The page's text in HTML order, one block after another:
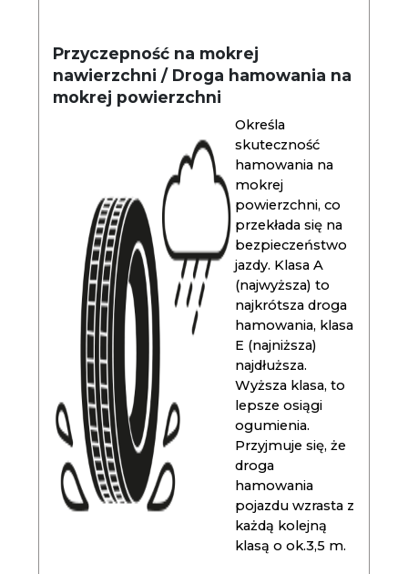
Przyczepność na mokrej
nawierzchni / Droga hamowania na
mokrej powierzchni
Określa
skuteczność
hamowania na
mokrej
powierzchni, co
przekłada się na
bezpieczeństwo
jazdy. Klasa A
(najwyższa) to
najkrótsza droga
hamowania, klasa
E (najniższa)
najdłuższa.
Wyższa klasa, to
lepsze osiągi
ogumienia.
Przyjmuje się, że
droga
hamowania
pojazdu wzrasta z
każdą kolejną
klasą o ok.3,5 m.